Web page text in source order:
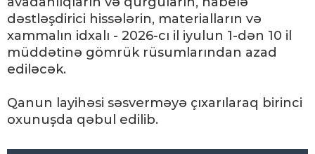
dəstləşdirici hissələrin, materialların və
xammalın idxalı - 2026-cı il iyulun 1-dən 10 il
müddətinə gömrük rüsumlarından azad
ediləcək.
Qanun layihəsi səsverməyə çıxarılaraq birinci
oxunuşda qəbul edilib.